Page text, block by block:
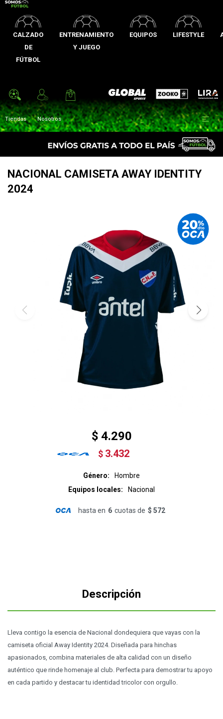
CALZADO
DE
FÚTBOL
ENTRENAMIENTO
Y JUEGO
EQUIPOS LIFESTYLE
Global Sports Zooko Lira
Tiendas Nosotros 
NACIONAL CAMISETA AWAY IDENTITY
2024
$ 4.290
$ 3.432
Género
Hombre
Equipos locales
Nacional
hasta en 6 cuotas de $ 572
Descripción
Lleva contigo la esencia de Nacional dondequiera que vayas con la
camiseta oficial Away Identity 2024. Diseñada para hinchas
apasionados, combina materiales de alta calidad con un diseño
auténtico que rinde homenaje al club. Perfecta para demostrar tu apoyo
en cada partido y destacar tu identidad tricolor con orgullo.